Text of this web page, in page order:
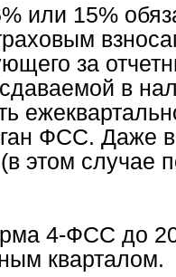
или 15%
за
в
ФСС. Даже
этом случае
4-ФСС до
кварталом.